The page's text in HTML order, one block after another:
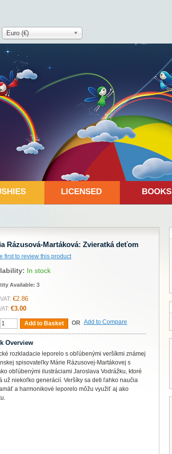
Euro (€)
LICENSED BOOKS
Rázusová-Martáková: Zvieratká deťom
first to review this product
In stock
Available: 3
€2.86
€3.00
Add to Basket OR Add to Compare
Overview
rozkladacie leporelo s obľúbenými veršíkmi známej
spisovateľky Márie Rázusovej-Martákovej s
obľúbenými ilustráciami Jaroslava Vodrážku, ktoré
už niekoľko generácií. Veršíky sa deti ľahko naučia
a harmonikové leporelo môžu využiť aj ako